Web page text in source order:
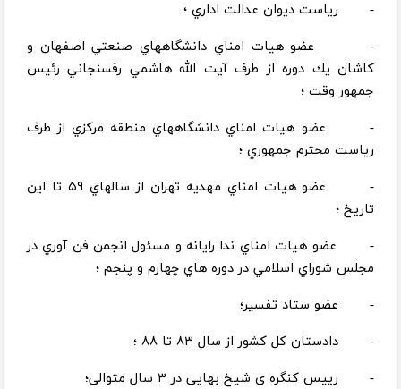
- رياست ديوان عدالت اداري ؛
- عضو هيات امناي دانشگاههاي صنعتي اصفهان و
كاشان يك دوره از طرف آيت الله هاشمي رفسنجاني رئيس
جمهور وقت ؛
- عضو هيات امناي دانشگاههاي منطقه مركزي از طرف
رياست محترم جمهوري ؛
- عضو هيات امناي مهديه تهران از سالهاي ۵۹ تا اين
تاريخ ؛
- عضو هيات امناي ندا رايانه و مسئول انجمن فن آوري در
مجلس شوراي اسلامي در دوره هاي چهارم و پنجم ؛
- عضو ستاد تفسير؛
- دادستان كل كشور از سال ۸۳ تا ۸۸ ؛
- رییس کنگره ی شیخ بهایی در ۳ سال متوالی؛